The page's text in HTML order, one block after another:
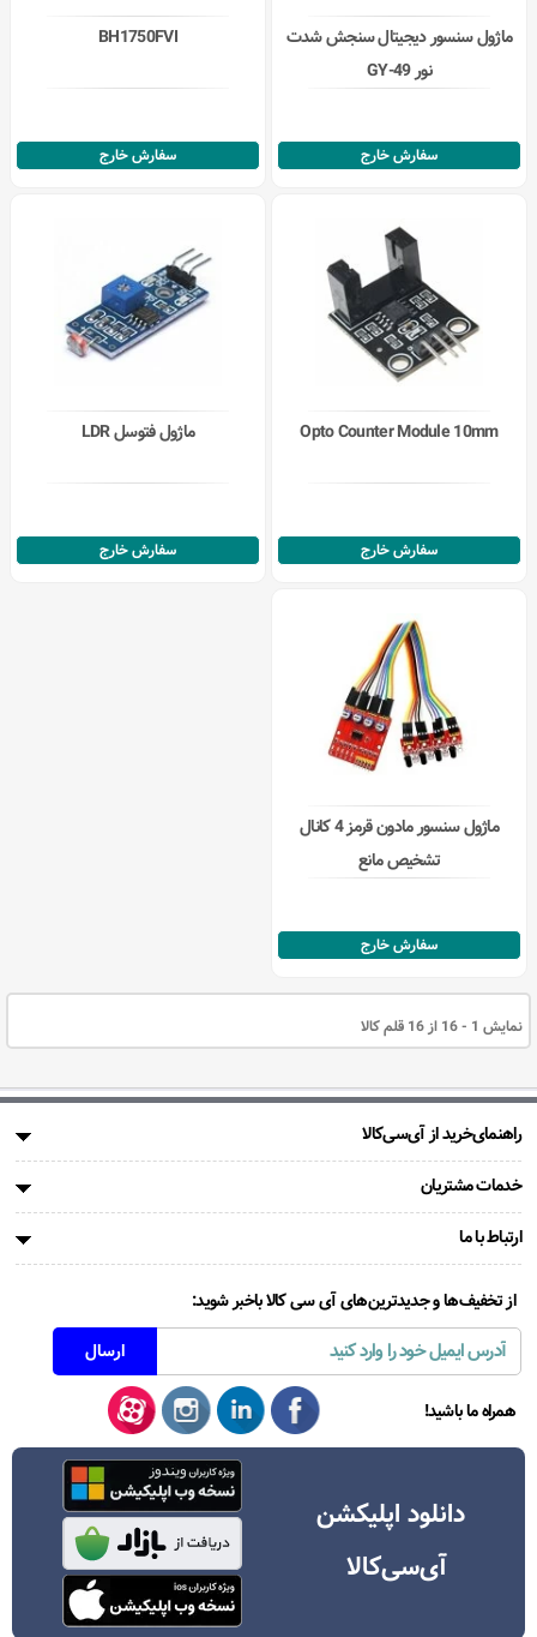
ماژول سنسور دیجیتال سنجش شدت
نور GY-49
سفارش خارج
BH1750FVI
سفارش خارج
Opto Counter Module 10mm
سفارش خارج
ماژول فتوسل LDR
سفارش خارج
ماژول سنسور مادون قرمز 4 کانال
تشخیص مانع
سفارش خارج
نمایش 1 - 16 از 16 قلم کالا
راهنمای‌خرید از آی‌سی‌کالا
خدمات مشتریان
ارتباط با ما
از تخفیف‌ها و جدیدترین‌های آی سی کالا باخبر شوید:
همراه ما باشید!
دانلود اپلیکشن
آی‌سی‌کالا